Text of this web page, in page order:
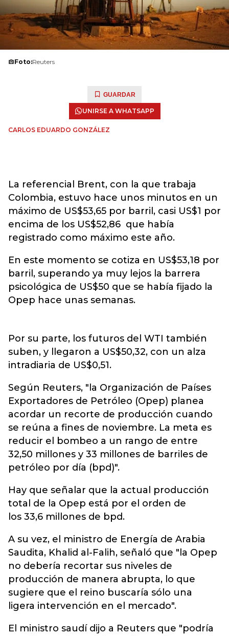
Foto:Reuters
GUARDAR
UNIRSE A WHATSAPP
CARLOS EDUARDO GONZÁLEZ
La referencial Brent, con la que trabaja
Colombia, estuvo hace unos minutos en un
máximo de US$53,65 por barril, casi US$1 por
encima de los US$52,86 que había
registrado como máximo este año.
En este momento se cotiza en US$53,18 por
barril, superando ya muy lejos la barrera
psicológica de US$50 que se había fijado la
Opep hace unas semanas.
Por su parte, los futuros del WTI también
suben, y llegaron a US$50,32, con un alza
intradiaria de US$0,51.
Según Reuters, "la Organización de Países
Exportadores de Petróleo (Opep) planea
acordar un recorte de producción cuando
se reúna a fines de noviembre. La meta es
reducir el bombeo a un rango de entre
32,50 millones y 33 millones de barriles de
petróleo por día (bpd)".
Hay que señalar que la actual producción
total de la Opep está por el orden de
los 33,6 millones de bpd.
A su vez, el ministro de Energía de Arabia
Saudita, Khalid al-Falih, señaló que "la Opep
no debería recortar sus niveles de
producción de manera abrupta, lo que
sugiere que el reino buscaría sólo una
ligera intervención en el mercado".
El ministro saudí dijo a Reuters que "podría